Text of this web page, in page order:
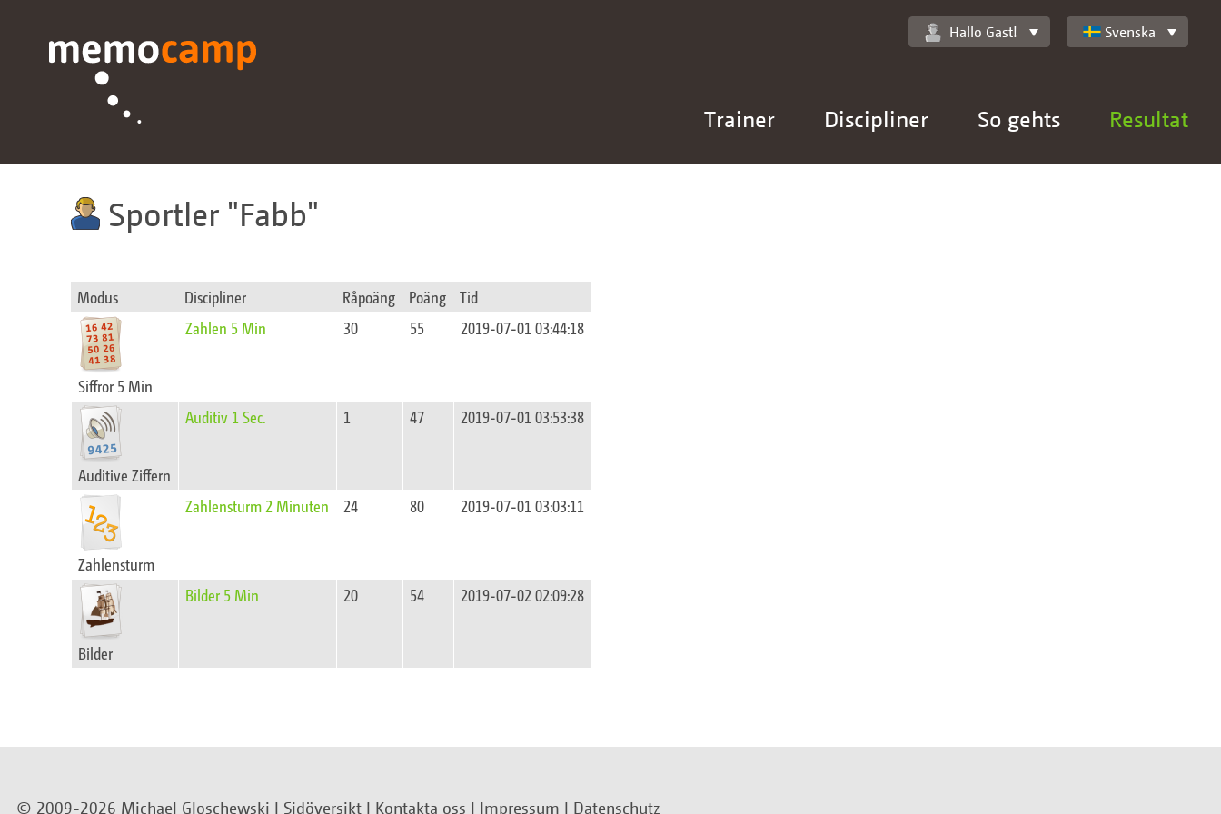
Trainer Discipliner So gehts Resultat
Hallo Gast! Svenska
Sportler Fabb
Modus Discipliner Råpoäng Poäng Tid
Siffror 5 Min
Zahlen 5 Min 30 55 2019-07-01 03:44:18
Auditive Ziffern
Auditiv 1 Sec. 1 47 2019-07-01 03:53:38
Zahlensturm
Zahlensturm 2 Minuten 24 80 2019-07-01 03:03:11
Bilder
Bilder 5 Min 20 54 2019-07-02 02:09:28
© 2009-2026 Michael Gloschewski | Sidöversikt | Kontakta oss | Impressum | Datenschutz